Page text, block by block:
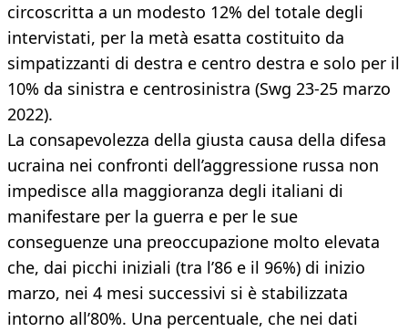
circoscritta a un modesto 12% del totale degli
intervistati, per la metà esatta costituito da
simpatizzanti di destra e centro destra e solo per il
10% da sinistra e centrosinistra (Swg 23-25 marzo
2022).
La consapevolezza della giusta causa della difesa
ucraina nei confronti dell’aggressione russa non
impedisce alla maggioranza degli italiani di
manifestare per la guerra e per le sue
conseguenze una preoccupazione molto elevata
che, dai picchi iniziali (tra l’86 e il 96%) di inizio
marzo, nei 4 mesi successivi si è stabilizzata
intorno all’80%. Una percentuale, che nei dati